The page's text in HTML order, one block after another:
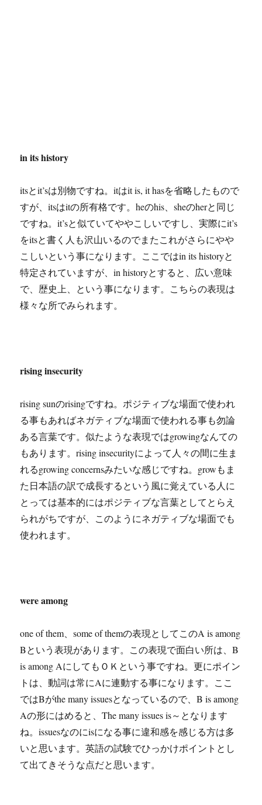
in its history
itsとit’sは別物ですね。itはit is, it hasを省略したもので
すが、itsはitの所有格です。heのhis、sheのherと同じ
ですね。it’sと似ていてややこしいですし、実際にit’s
をitsと書く人も沢山いるのでまたこれがさらにやや
こしいという事になります。ここではin its historyと
特定されていますが、in historyとすると、広い意味
で、歴史上、という事になります。こちらの表現は
様々な所でみられます。
rising insecurity
rising sunのrisingですね。ポジティブな場面で使われ
る事もあればネガティブな場面で使われる事も勿論
ある言葉です。似たような表現ではgrowingなんての
もあります。rising insecurityによって人々の間に生ま
れるgrowing concernsみたいな感じですね。growもま
た日本語の訳で成長するという風に覚えている人に
とっては基本的にはポジティブな言葉としてとらえ
られがちですが、このようにネガティブな場面でも
使われます。
were among
one of them、some of themの表現としてこのA is among
Bという表現があります。この表現で面白い所は、B
is among AにしてもＯＫという事ですね。更にポイン
トは、動詞は常にAに連動する事になります。ここ
ではBがthe many issuesとなっているので、B is among
Aの形にはめると、The many issues is～となります
ね。issuesなのにisになる事に違和感を感じる方は多
いと思います。英語の試験でひっかけポイントとし
て出てきそうな点だと思います。